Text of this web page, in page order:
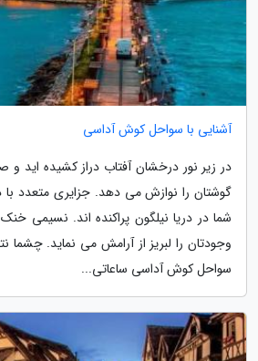
آشنایی با سواحل کوش آداسی
در زیر نور درخشان آفتاب دراز کشیده اید و
گوشتان را نوازش می دهد. جزایری متعدد با
شما در دریا نیلگون پراکنده اند. نسیمی
وجودتان را لبریز از آرامش می نماید. چشما
سواحل کوش آداسی ساعاتی...